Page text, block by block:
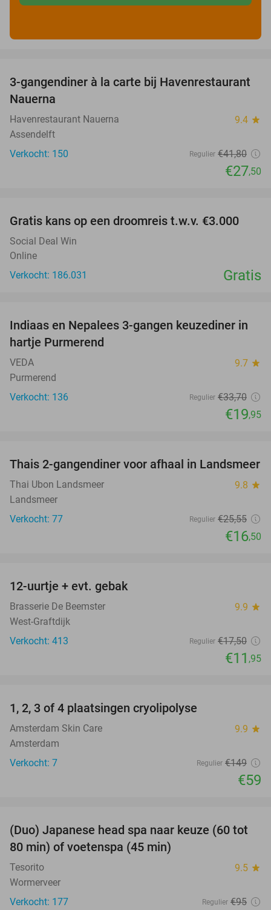
34%
3-gangendiner à la carte bij Havenrestaurant
Nauerna
Havenrestaurant Nauerna 9.4 star
Assendelft
Verkocht: 150
Regulier €41,80
€27,50
Gratis kans op een droomreis t.w.v. €3.000
Social Deal Win
Online
Verkocht: 186.031
Gratis
41%
Indiaas en Nepalees 3-gangen keuzediner in
hartje Purmerend
VEDA 9.7 star
Purmerend
Verkocht: 136
Regulier €33,70
€19,95
35%
Thais 2-gangendiner voor afhaal in Landsmeer
Thai Ubon Landsmeer 9.8 star
Landsmeer
Verkocht: 77
Regulier €25,55
€16,50
12-uurtje + evt. gebak
Brasserie De Beemster 9.9 star
West-Graftdijk
Verkocht: 413
Regulier €17,50
€11 ,95
1, 2, 3 of 4 plaatsingen cryolipolyse
Amsterdam Skin Care 9.9 star
Amsterdam
Verkocht: 7
Regulier €149
€59
38%
(Duo) Japanese head spa naar keuze (60 tot
80 min) of voetenspa (45 min)
Tesorito 9.5 star
Wormerveer
Verkocht: 177
Regulier €95